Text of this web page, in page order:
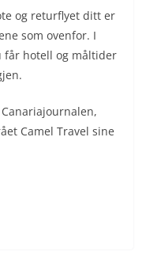
og returflyet ditt er
som ovenfor. I
får hotell og måltider
Camel Travel sine